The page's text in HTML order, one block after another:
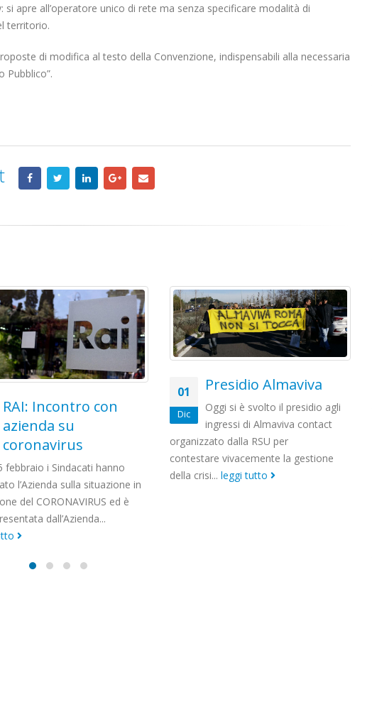
si apre all’operatore unico di rete ma senza specificare modalità di
territorio.
di modifica al testo della Convenzione, indispensabili alla necessaria
Pubblico”.
Presidio Almaviva
Oggi si è svolto il presidio agli
ingressi di Almaviva contact
dalla RSU per
leggi tutto
21
Telecom: sciopero
contro lo scorporo
della rete
Nel giorno in cui migliaia di lavoratori
Tim incrociano le braccia, si è tenuta a